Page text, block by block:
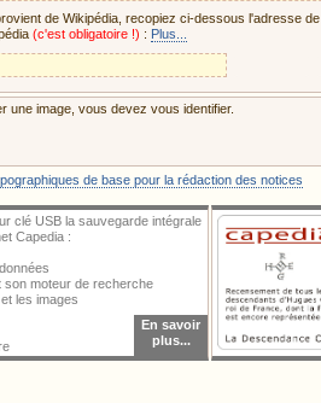
clé USB la sauvegarde intégrale
Capedia :
son moteur de recherche
les images
En savoir
plus...
de Wikipédia, recopiez ci-dessous l'adresse de
(c'est obligatoire !) : Plus...
une image, vous devez vous identifier.
de base pour la rédaction des notices